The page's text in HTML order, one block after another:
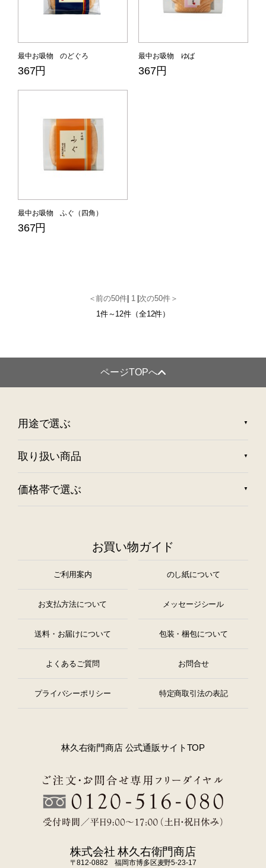
最中お吸物 のどぐろ
367円
最中お吸物 ゆば
367円
最中お吸物 ふぐ（四角）
367円
＜前の50件| 1| 次の50件＞
1件～12件（全12件）
ページTOPへ
用途で選ぶ
取り扱い商品
価格帯で選ぶ
お買い物ガイド
ご利用案内 のし紙について
お支払方法について メッセージシール
送料・お届けについて 包装・梱包について
よくあるご質問 お問合せ
プライバシーポリシー 特定商取引法の表記
林久右衛門商店 公式通販サイトTOP
株式会社 林久右衛門商店
〒812-0882 福岡市博多区麦野5-23-17